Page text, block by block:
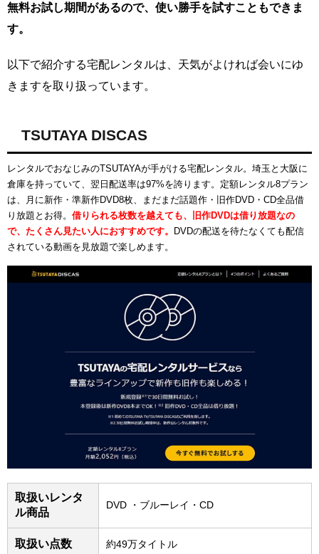
無料お試し期間があるので、使い勝手を試すこともできま
す。
以下で紹介する宅配レンタルは、天気がよければ会いにゆ
きますを取り扱っています。
TSUTAYA DISCAS
レンタルでおなじみのTSUTAYAが手がける宅配レンタル。埼玉と大阪に
倉庫を持っていて、翌日配送率は97%を誇ります。定額レンタル8プラン
は、月に新作・準新作DVD8枚、まだまだ話題作・旧作DVD・CD全品借
り放題とお得。 借りられる枚数を越えても、旧作DVDは借り放題なの
で、たくさん見たい人におすすめです。
DVDの配送を待たなくても配信
されている動画を見放題で楽しめます。
取扱いレンタ
ル商品
DVD ・ブルーレイ・CD
取扱い点数 約49万タイトル